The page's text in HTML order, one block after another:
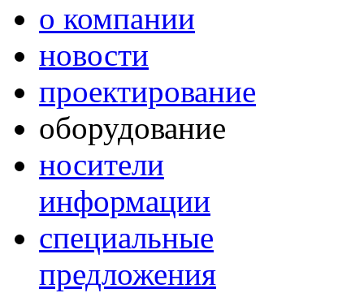
о компании
новости
проектирование
оборудование
носители
информации
специальные
предложения